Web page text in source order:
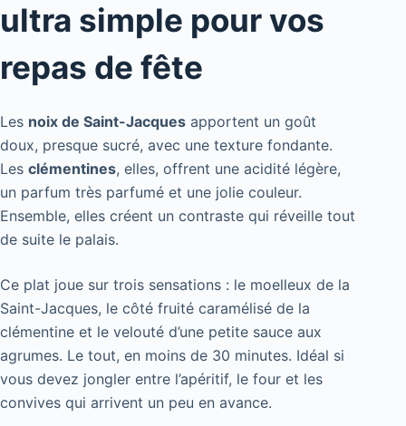
ultra simple pour vos
repas de fête
Les noix de Saint-Jacques apportent un goût
doux, presque sucré, avec une texture fondante.
Les clémentines, elles, offrent une acidité légère,
un parfum très parfumé et une jolie couleur.
Ensemble, elles créent un contraste qui réveille tout
de suite le palais.
Ce plat joue sur trois sensations : le moelleux de la
Saint-Jacques, le côté fruité caramélisé de la
clémentine et le velouté d’une petite sauce aux
agrumes. Le tout, en moins de 30 minutes. Idéal si
vous devez jongler entre l’apéritif, le four et les
convives qui arrivent un peu en avance.